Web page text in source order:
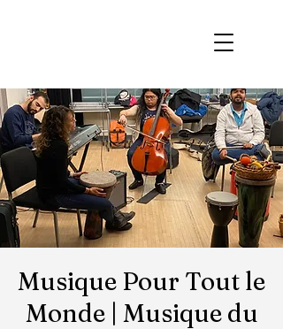
Musique Pour Tout le
Monde | Musique du